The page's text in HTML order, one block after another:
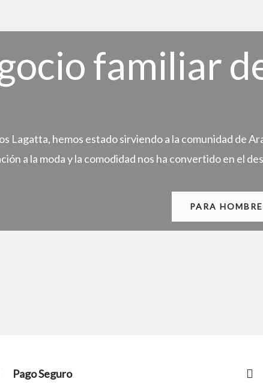
familiar
Lagatta, hemos estado sirviendo a la comunidad de
a la moda y la comodidad nos ha convertido en el
PARA HOMBRE
Pago Seguro